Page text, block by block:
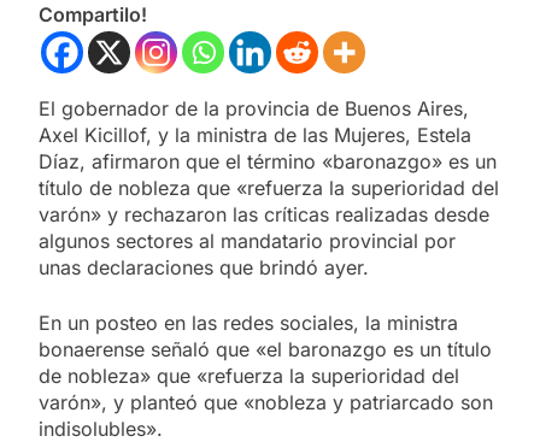
Compartilo!
El gobernador de la provincia de Buenos Aires,
Axel Kicillof, y la ministra de las Mujeres, Estela
Díaz, afirmaron que el término «baronazgo» es un
título de nobleza que «refuerza la superioridad del
varón» y rechazaron las críticas realizadas desde
algunos sectores al mandatario provincial por
unas declaraciones que brindó ayer.
En un posteo en las redes sociales, la ministra
bonaerense señaló que «el baronazgo es un título
de nobleza» que «refuerza la superioridad del
varón», y planteó que «nobleza y patriarcado son
indisolubles».